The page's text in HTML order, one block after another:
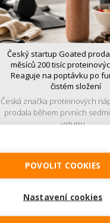
Český startup Goated
měsíců 200 tisíc
Reaguje na poptávku po
čistém složení
Česká značka proteinových
prodala během prvních
vstupu...
POVOLIT COOKIES
Nastavení cookies